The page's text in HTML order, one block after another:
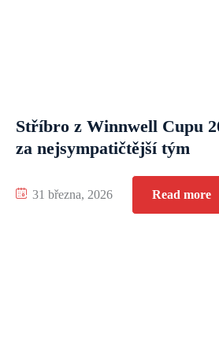
Stříbro z Winnwell Cupu
za nejsympatičtější tým
31 března, 2026 Read more